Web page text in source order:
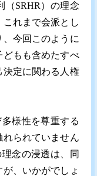
（SRHR）の理念
れまで会派とし
今回このように
どもも含めたすべ
定に関わる人権
様性を尊重する
れられていません
念の浸透は、同
、いかがでしょ